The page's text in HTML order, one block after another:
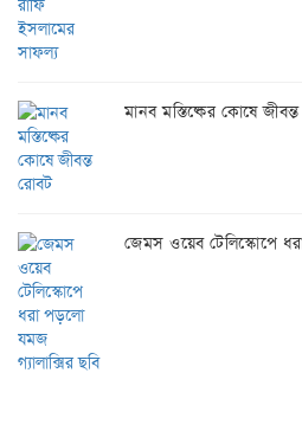
মানব মস্তিষ্কের কোষে
জেমস ওয়েব টেলিস্কোপে